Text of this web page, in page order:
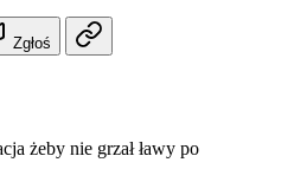
Zgłoś
żeby nie grzał ławy po